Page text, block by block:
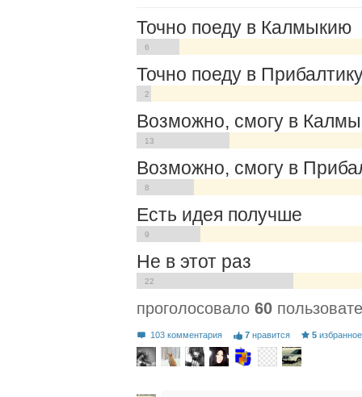
Точно поеду в Калмыкию
6
Точно поеду в
2
Возможно, смогу в
13
Возможно, смогу в
8
Есть идея получше
9
Не в этот раз
22
проголосовало 60
103 комментария 7 нравится 5 избранное